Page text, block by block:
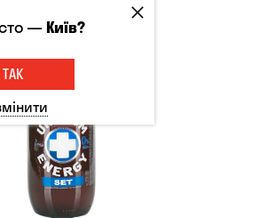
—Київ?
ТАК